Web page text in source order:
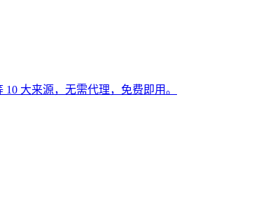
大来源，无需代理，免费即用。